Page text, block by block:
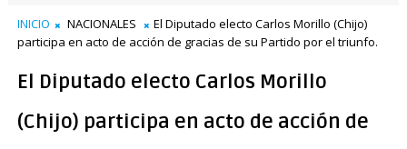
INICIO NACIONALES
El Diputado electo Carlos Morillo (Chijo)
participa en acto de acción de gracias de su Partido por el triunfo.
El Diputado electo Carlos Morillo
(Chijo) participa en acto de acción de